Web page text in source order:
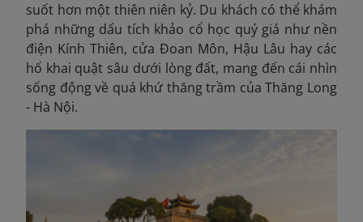
suốt hơn một thiên niên kỷ. Du khách có thể khám
phá những dấu tích khảo cổ học quý giá như nền
điện Kính Thiên, cửa Đoan Môn, Hậu Lâu hay các
hố khai quật sâu dưới lòng đất, mang đến cái nhìn
sống động về quá khứ thăng trầm của Thăng Long
- Hà Nội.